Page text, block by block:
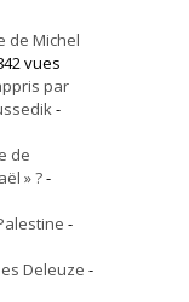
de Michel
vues
par
-
de
» ?-
-
Deleuze -